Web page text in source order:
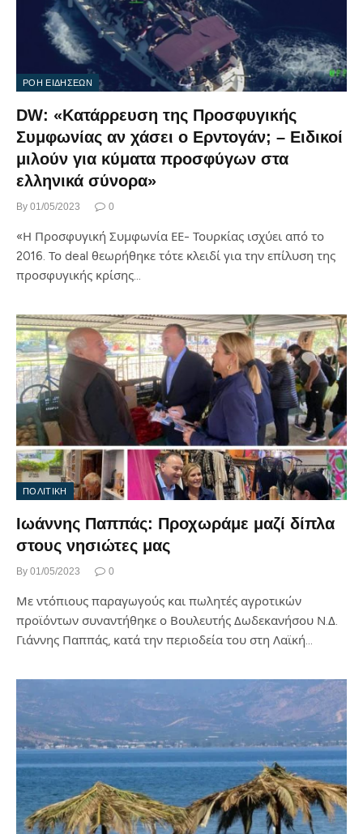
ΡΟΗ ΕΙΔΗΣΕΩΝ
DW: «Κατάρρευση της Προσφυγικής
Συμφωνίας αν χάσει ο Ερντογάν; – Ειδικοί
μιλούν για κύματα προσφύγων στα
ελληνικά σύνορα»
By 01/05/2023 0
«Η Προσφυγική Συμφωνία ΕΕ- Τουρκίας ισχύει από το
2016. Το deal θεωρήθηκε τότε κλειδί για την επίλυση της
προσφυγικής κρίσης…
ΠΟΛΙΤΙΚΗ
Ιωάννης Παππάς: Προχωράμε μαζί δίπλα
στους νησιώτες μας
By 01/05/2023 0
Με ντόπιους παραγωγούς και πωλητές αγροτικών
προϊόντων συναντήθηκε ο Βουλευτής Δωδεκανήσου Ν.Δ.
Γιάννης Παππάς, κατά την περιοδεία του στη Λαϊκή…